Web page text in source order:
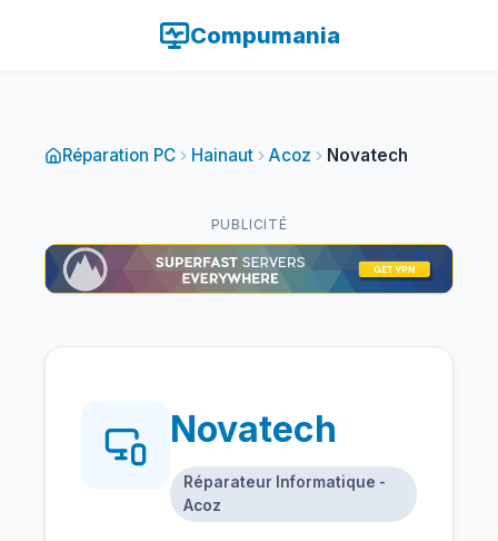
Compumania
Réparation PC Hainaut Acoz Novatech
PUBLICITÉ
Novatech
Réparateur Informatique -
Acoz